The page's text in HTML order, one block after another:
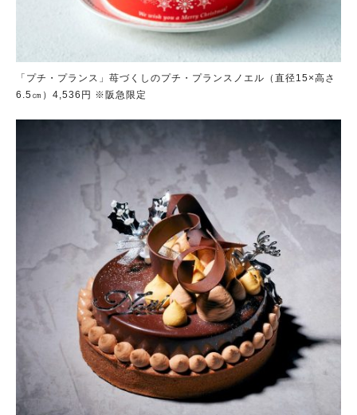
「プチ・プランス」苺づくしのプチ・プランスノエル（直径15×高さ
6.5㎝）4,536円 ※阪急限定